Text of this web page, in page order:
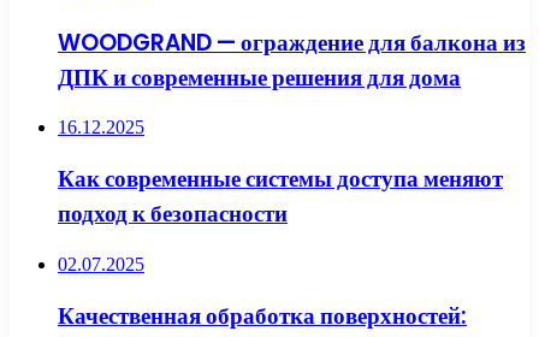
WOODGRAND — ограждение для балкона из
ДПК и современные решения для дома
16.12.2025
Как современные системы доступа меняют
подход к безопасности
02.07.2025
Качественная обработка поверхностей: